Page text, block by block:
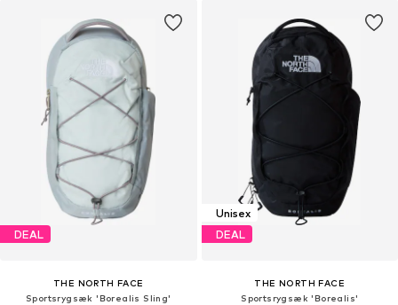
DEAL
THE NORTH FACE
Sportsrygsæk 'Borealis Sling'
Unisex
DEAL
THE NORTH FACE
Sportsrygsæk 'Borealis'